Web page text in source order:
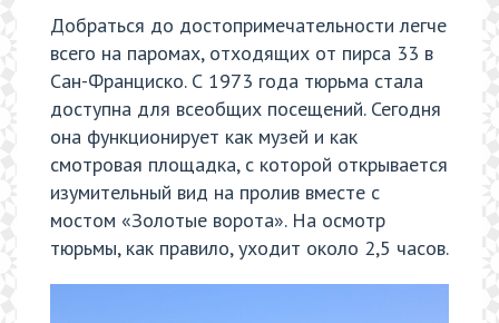
Добраться до достопримечательности легче
всего на паромах, отходящих от пирса 33 в
Сан-Франциско. С 1973 года тюрьма стала
доступна для всеобщих посещений. Сегодня
она функционирует как музей и как
смотровая площадка, с которой открывается
изумительный вид на пролив вместе с
мостом «Золотые ворота». На осмотр
тюрьмы, как правило, уходит около 2,5 часов.